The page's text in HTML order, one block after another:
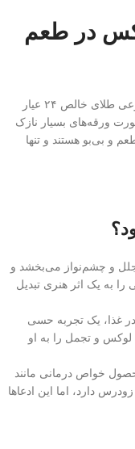
در طعم
ورق طلا قرمز، همانطور که از نامش پیداست، نوعی طلای خالص ۲۴ عیار
ورقه‌های بسیار نازک
و بی‌بو هستند و تنها
و چشم‌نواز می‌بخشد و
به یک اثر هنری تبدیل
غذا، یک تجربه حسی
و تجمل را به او
خواص درمانی مانند
دارد، اما این ادعاها